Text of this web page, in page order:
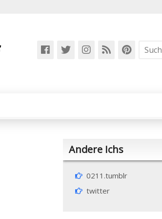
Andere Ichs
0211.tumblr
twitter